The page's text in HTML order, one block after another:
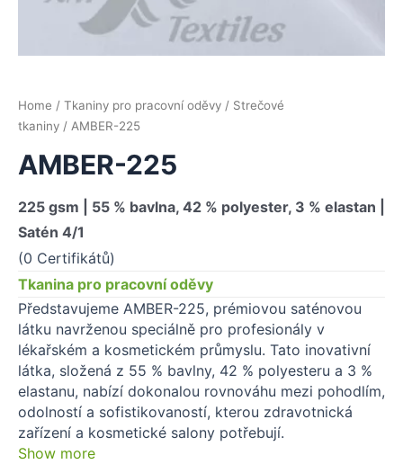
Home / Tkaniny pro pracovní oděvy / Strečové
tkaniny / AMBER-225
AMBER-225
225 gsm | 55 % bavlna, 42 % polyester, 3 % elastan |
Satén 4/1
(0 Certifikátů)
Tkanina pro pracovní oděvy
Představujeme AMBER-225, prémiovou saténovou
látku navrženou speciálně pro profesionály v
lékařském a kosmetickém průmyslu. Tato inovativní
látka, složená z 55 % bavlny, 42 % polyesteru a 3 %
elastanu, nabízí dokonalou rovnováhu mezi pohodlím,
odolností a sofistikovaností, kterou zdravotnická
zařízení a kosmetické salony potřebují.
Show more